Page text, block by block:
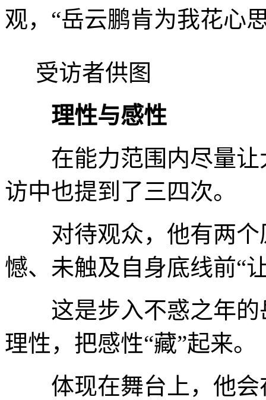
观，“岳云鹏肯为我花心
受访者供图
理性与感性
在能力范围内尽量让
访中也提到了三四次。
对待观众，他有两个
憾、未触及自身底线前“
这是步入不惑之年的
理性，把感性“藏”起来。
体现在舞台上，他会